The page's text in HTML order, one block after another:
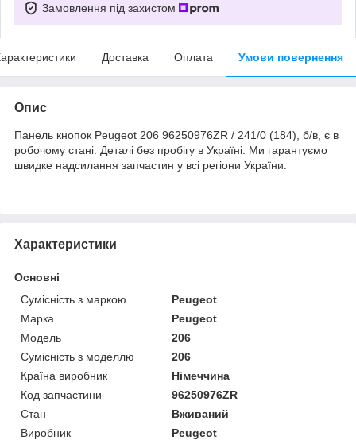
Замовлення під захистом
Доставка Оплата Умови повернення
Опис
Панель кнопок Peugeot 206 96250976ZR / 241/0 (184), б/в, є в
робочому стані. Деталі без пробігу в Україні. Ми гарантуємо
швидке надсилання запчастин у всі регіони України.
Характеристики
Основні
Сумісність з маркою
Peugeot
Марка
Peugeot
Модель
206
Сумісність з моделлю
206
Країна виробник
Німеччина
Код запчастини
96250976ZR
Стан
Вживаний
Виробник
Peugeot